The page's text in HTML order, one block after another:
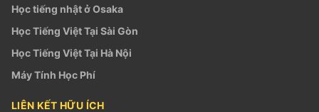
Học tiếng nhật ở Osaka
Học Tiếng Việt Tại Sài Gòn
Học Tiếng Việt Tại Hà Nội
Máy Tính Học Phí
LIÊN KẾT HỮU ÍCH